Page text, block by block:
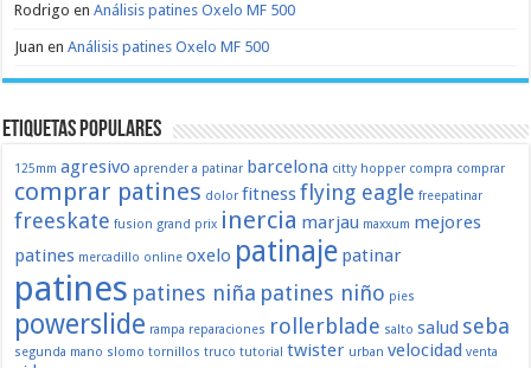
Rodrigo enAnálisis patines Oxelo MF 500
Juan enAnálisis patines Oxelo MF 500
Etiquetas populares
125mm agresivo aprender a patinar barcelona citty hopper compra comprar
comprar patines dolor fitnessflying eagle freepatinar
freeskate fusion grand prix inercia marjau maxxum mejores
patines mercadillo online oxelo patinaje patinar
patines patines niña patines niño pies
powerslide rampa reparaciones rollerblade salto salud seba
segunda mano slomo tornillos truco tutorial twister urban velocidad venta